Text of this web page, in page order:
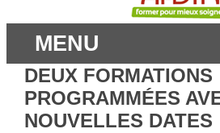
MENU
DEUX FORMATIONS
PROGRAMMÉES
NOUVELLES DATES